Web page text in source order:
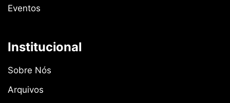
Eventos
Institucional
Sobre Nós
Arquivos